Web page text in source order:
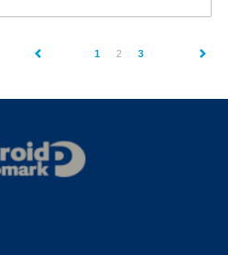
1 2(current)
3